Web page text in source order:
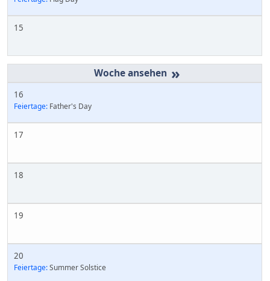
15
»
16
Feiertage: Father's Day
17
18
19
20
Feiertage:Summer Solstice